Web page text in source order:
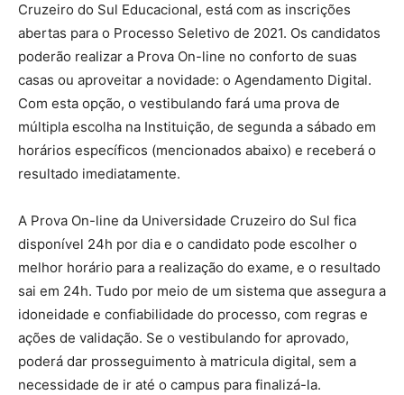
Cruzeiro do Sul Educacional, está com as inscrições
abertas para o Processo Seletivo de 2021. Os candidatos
poderão realizar a Prova On-line no conforto de suas
casas ou aproveitar a novidade: o Agendamento Digital.
Com esta opção, o vestibulando fará uma prova de
múltipla escolha na Instituição, de segunda a sábado em
horários específicos (mencionados abaixo) e receberá o
resultado imediatamente.
A Prova On-line da Universidade Cruzeiro do Sul fica
disponível 24h por dia e o candidato pode escolher o
melhor horário para a realização do exame, e o resultado
sai em 24h. Tudo por meio de um sistema que assegura a
idoneidade e confiabilidade do processo, com regras e
ações de validação. Se o vestibulando for aprovado,
poderá dar prosseguimento à matricula digital, sem a
necessidade de ir até o campus para finalizá-la.